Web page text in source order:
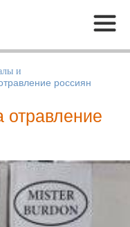
Меню
и
россиян
отравление